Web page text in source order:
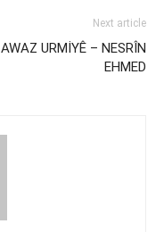
Next article
AWAZ URMİYÊ – NESRÎN
EHMED